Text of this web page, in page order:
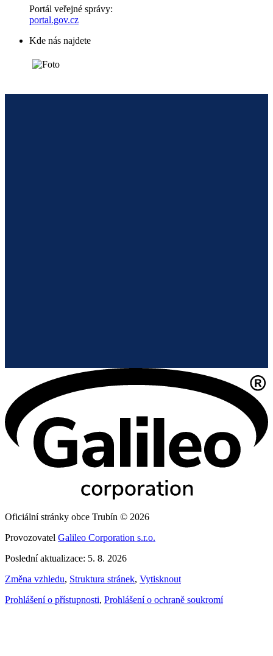
Portál veřejné správy:
portal.gov.cz
Kde nás najdete
Oficiální stránky obce Trubín © 2026
Provozovatel Galileo Corporation s.r.o.
Poslední aktualizace: 5. 8. 2026
Změna vzhledu, Struktura stránek, Vytisknout
Prohlášení o přístupnosti, Prohlášení o ochraně soukromí